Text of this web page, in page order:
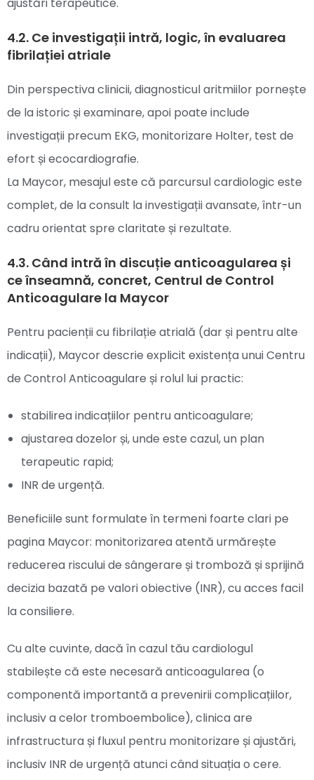
4.2. Ce investigații intră, logic, în evaluarea
fibrilației atriale
Din perspectiva clinicii, diagnosticul aritmiilor pornește
de la istoric și examinare, apoi poate include
investigații precum EKG, monitorizare Holter, test de
efort și ecocardiografie.
La Maycor, mesajul este că parcursul cardiologic este
complet, de la consult la investigații avansate, într-un
cadru orientat spre claritate și rezultate.
4.3. Când intră în discuție anticoagularea și
ce înseamnă, concret, Centrul de Control
Anticoagulare la Maycor
Pentru pacienții cu fibrilație atrială (dar și pentru alte
indicații), Maycor descrie explicit existența unui Centru
de Control Anticoagulare și rolul lui practic:
stabilirea indicațiilor pentru anticoagulare;
ajustarea dozelor și, unde este cazul, un plan
terapeutic rapid;
INR de urgență.
Beneficiile sunt formulate în termeni foarte clari pe
pagina Maycor: monitorizarea atentă urmărește
reducerea riscului de sângerare și tromboză și sprijină
decizia bazată pe valori obiective (INR), cu acces facil
la consiliere.
Cu alte cuvinte, dacă în cazul tău cardiologul
stabilește că este necesară anticoagularea (o
componentă importantă a prevenirii complicațiilor,
inclusiv a celor tromboembolice), clinica are
infrastructura și fluxul pentru monitorizare și ajustări,
inclusiv INR de urgență atunci când situația o cere.